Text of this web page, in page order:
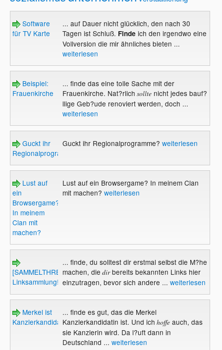
Software
für TV Karte
... auf Dauer nicht glücklich, den nach 30
Tagen ist Schluß. Finde ich den irgendwo eine
Vollversion die mir ähnliches bieten ...
weiterlesen
Beispiel:
Frauenkirche
... finde das eine tolle Sache mit der
Frauenkirche. Nat?rlich solltenicht jedes bauf?
llige Geb?ude renoviert werden, doch ...
weiterlesen
Guckt ihr
Regionalprogramme?
Guckt ihr Regionalprogramme? weiterlesen
Lust auf
ein
Browsergame?
In meinem
Clan mit
machen?
Lust auf ein Browsergame? In meinem Clan
mit machen? weiterlesen
[SAMMELTHREAD]
Linksammlung!
... finde, du solltest dir erstmal selbst die M?he
machen, die dirbereits bekannten Links hier
einzutragen, bevor sich andere ... weiterlesen
Merkel ist
Kanzlerkandidatin
... finde es gut, das die Merkel
Kanzlerkandidatin ist. Und ich hoffeauch, das
sie Kanzlerin wird. Da l?uft dann in
Deutschland ... weiterlesen